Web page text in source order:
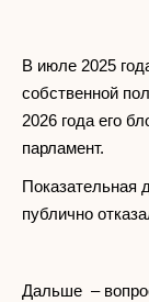
В июле 2025
собственной
2026 года его
парламент.
Показательная
публично
Дальше –